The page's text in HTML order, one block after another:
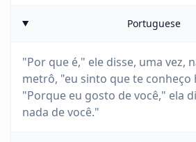
Portuguese
"Por que é," ele disse, uma vez,
metrô, "eu sinto que te conheço
"Porque eu gosto de você," ela
nada de você."